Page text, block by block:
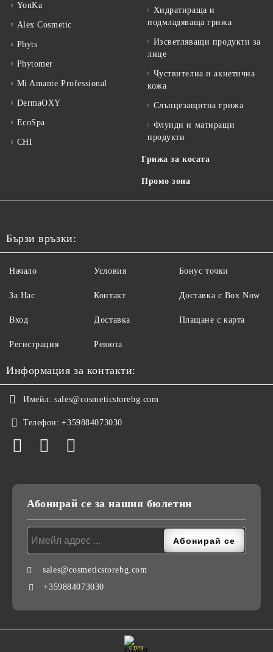
YonKa
Alex Cosmetic
Phyts
Phytomer
Mi Amante Professional
DermaOXY
EcoSpa
CHI
Хидратираща и
подмладяваща грижа
Изсветляващи продукти за
лице
Чуствителна и акнетична
кожа
Слънцезащитна грижа
Флуиди и матиращи
продукти
Грижа за косата
Промо зона
Бързи връзки:
Начало
За Нас
Вход
Регистрация
Условия
Контакт
Доставка
Ревюта
Бонус точки
Доставка с Box Now
Плащане с карта
Информация за контакти:
Имейл: sales@cosmeticstorebg.com
Телефон: +359884073030
Абонирай се за нашия бюлетин
sales@cosmeticstorebg.com
+359884073030
GDPR